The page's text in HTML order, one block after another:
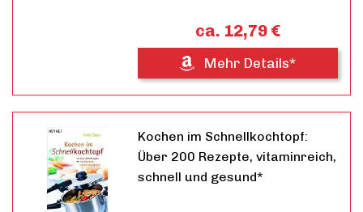
ca. 12,79 €
Mehr Details*
Kochen im Schnellkochtopf:
Über 200 Rezepte, vitaminreich,
schnell und gesund*